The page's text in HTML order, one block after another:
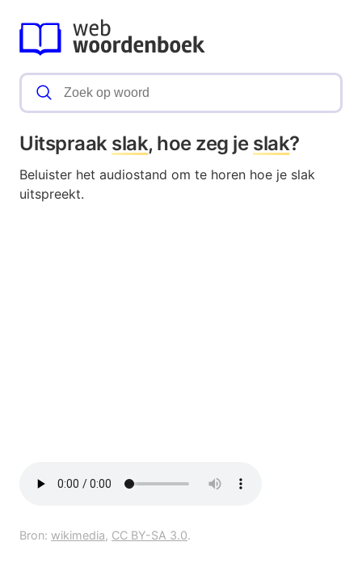
Uitspraak slak, hoe zeg je slak?
Beluister het audiostand om te horen hoe je slak
uitspreekt.
Bron: wikimedia, CC BY-SA 3.0.